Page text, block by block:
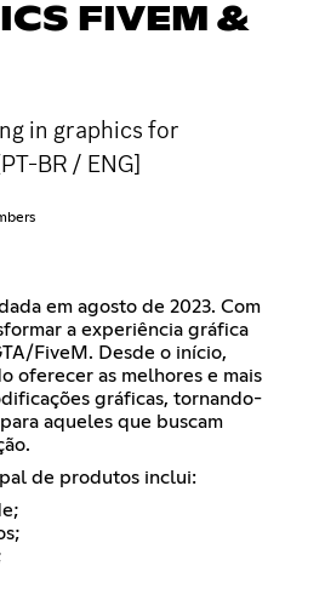
FIVEM &
in graphics for
BR / ENG]
em agosto de 2023. Com
a experiência gráfica
FiveM. Desde o início,
oferecer as melhores e mais
gráficas, tornando-
aqueles que buscam
de produtos inclui: